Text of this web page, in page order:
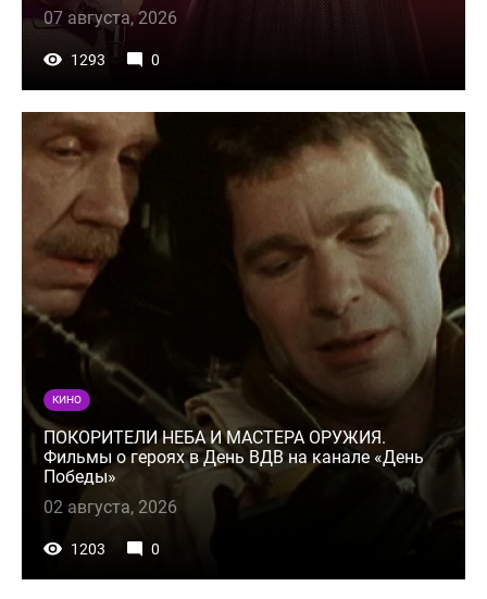
07 августа, 2026
1293 0
КИНО
ПОКОРИТЕЛИ НЕБА И МАСТЕРА ОРУЖИЯ.
Фильмы о героях в День ВДВ на канале «День
Победы»
02 августа, 2026
1203 0